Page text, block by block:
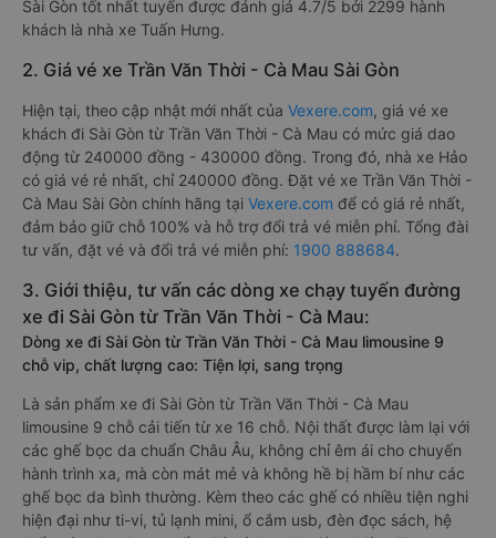
Sài Gòn tốt nhất tuyến được đánh giá 4.7/5 bởi 2299 hành
khách là nhà xe Tuấn Hưng.
2. Giá vé xe Trần Văn Thời - Cà Mau Sài Gòn
Hiện tại, theo cập nhật mới nhất của Vexere.com, giá vé xe
khách đi Sài Gòn từ Trần Văn Thời - Cà Mau có mức giá dao
động từ 240000 đồng - 430000 đồng. Trong đó, nhà xe Hảo
có giá vé rẻ nhất, chỉ 240000 đồng. Đặt vé xe Trần Văn Thời -
Cà Mau Sài Gòn chính hãng tại Vexere.com để có giá rẻ nhất,
đảm bảo giữ chỗ 100% và hỗ trợ đổi trả vé miễn phí. Tổng đài
tư vấn, đặt vé và đổi trả vé miễn phí: 1900 888684.
3. Giới thiệu, tư vấn các dòng xe chạy tuyến đường
xe đi Sài Gòn từ Trần Văn Thời - Cà Mau:
Dòng xe đi Sài Gòn từ Trần Văn Thời - Cà Mau limousine 9
chỗ vip, chất lượng cao: Tiện lợi, sang trọng
Là sản phẩm xe đi Sài Gòn từ Trần Văn Thời - Cà Mau
limousine 9 chỗ cải tiến từ xe 16 chỗ. Nội thất được làm lại với
các ghế bọc da chuẩn Châu Âu, không chỉ êm ái cho chuyến
hành trình xa, mà còn mát mẻ và không hề bị hầm bí như các
ghế bọc da bình thường. Kèm theo các ghế có nhiều tiện nghi
hiện đại như ti-vi, tủ lạnh mini, ổ cắm usb, đèn đọc sách, hệ